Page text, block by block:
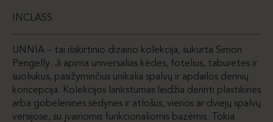
INCLASS
UNNIA – tai išskirtinio dizaino kolekcija, sukurta Simon
Pengelly. Ji apima universalias kėdes, fotelius, taburetes ir
suoliukus, pasižyminčius unikalia spalvų ir apdailos derinių
koncepcija. Kolekcijos lankstumas leidžia derinti plastikines
arba gobelenines sėdynes ir atlošus, vienos ar dviejų spalvų
versijose, su įvairiomis funkcionaliomis bazėmis. Tokia